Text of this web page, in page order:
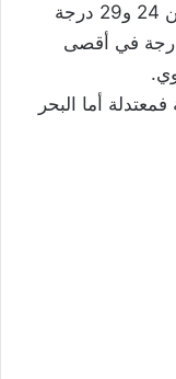
وتتراوح درجات الحرارة ما بعد الظهر بين 24 و29 درجة
والشمال وتكون في حدود 31 درجة في أقصى
أما البحر